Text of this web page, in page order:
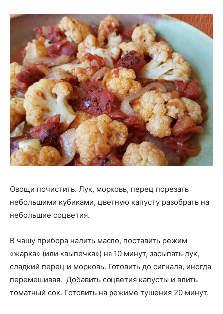
Овощи почистить. Лук, морковь, перец порезать
небольшими кубиками, цветную капусту разобрать на
небольшие соцветия.
В чашу прибора налить масло, поставить режим
«жарка» (или «выпечка») на 10 минут, засыпать лук,
сладкий перец и морковь. Готовить до сигнала, иногда
перемешивая. Добавить соцветия капусты и влить
томатный сок. Готовить на режиме тушения 20 минут.